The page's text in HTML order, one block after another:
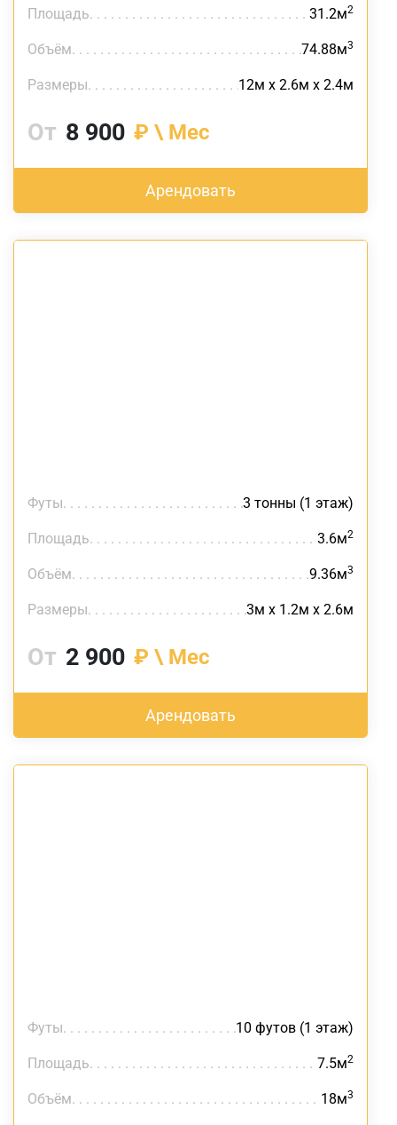
Площадь 31.2м2
Объём 74.88м3
Размеры 12м х 2.6м х 2.4м
От 8 900 ₽ \ Мес
Арендовать
Футы 3 тонны (1 этаж)
Площадь 3.6м2
Объём 9.36м3
Размеры 3м х 1.2м х 2.6м
От 2 900 ₽ \ Мес
Арендовать
Футы 10 футов (1 этаж)
Площадь 7.5м2
Объём 18м3